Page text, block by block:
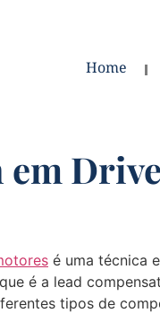
Home
é uma técnica
é a lead
tipos de